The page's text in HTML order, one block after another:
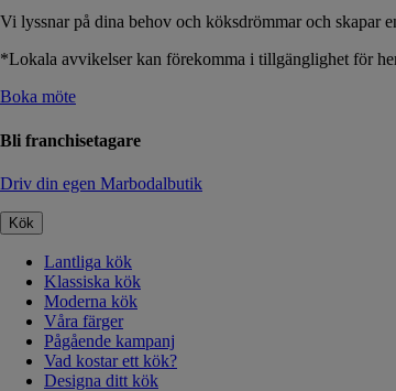
Vi lyssnar på dina behov och köksdrömmar och skapar
*Lokala avvikelser kan förekomma i tillgänglighet för
Boka möte
Bli franchisetagare
Driv din egen Marbodalbutik
Kök
Lantliga kök
Klassiska kök
Moderna kök
Våra färger
Pågående kampanj
Vad kostar ett kök?
Designa ditt kök